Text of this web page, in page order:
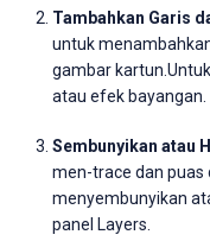
Tambahkan Garis
untuk
gambar
atau efek bayangan.
Sembunyikan atau
men-trace dan puas
menyembunyikan
panel Layers.